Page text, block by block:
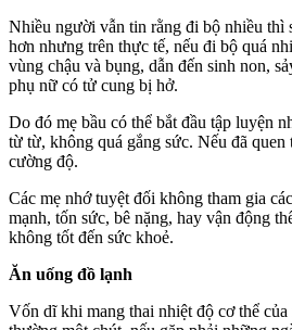
Nhiều người vẫn tin rằng đi bộ nhiều thì
hơn nhưng trên thực tế, nếu đi bộ quá
vùng chậu và bụng, dẫn đến sinh non,
phụ nữ có tử cung bị hở.
Do đó mẹ bầu có thể bắt đầu tập luyện
từ từ, không quá gắng sức. Nếu đã quen
cường độ.
Các mẹ nhớ tuyệt đối không tham gia
mạnh, tốn sức, bê nặng, hay vận động
không tốt đến sức khoẻ.
Ăn uống đồ lạnh
Vốn dĩ khi mang thai nhiệt độ cơ thể của